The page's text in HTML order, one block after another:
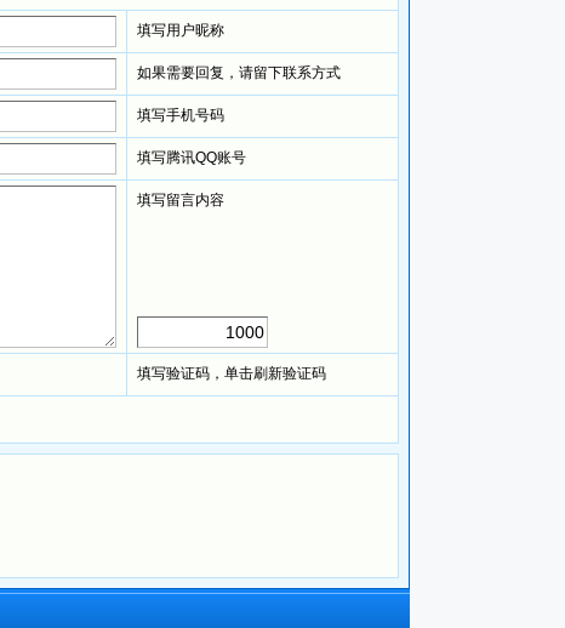
填写用户昵称
如果需要回复，请留下联系方式
填写手机号码
填写腾讯QQ账号
填写留言内容
填写验证码，单击刷新验证码